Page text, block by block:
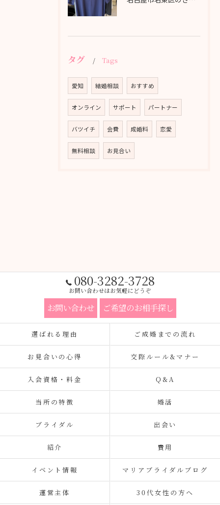
タグ Tags
愛知 結婚相談 おすすめ
オンライン サポート パートナー
バツイチ 会費 成婚料 恋愛
無料相談 お見合い
080-3282-3728
お問い合わせはお気軽にどうぞ
お問い合わせ ご希望のお相手探し
選ばれる理由 ご成婚までの流れ
お見合いの心得 交際ルール&マナー
入会資格・料金 Q&A
当所の特徴 婚活
ブライダル 出会い
紹介 費用
イベント情報 マリアブライダルブログ
運営主体 30代女性の方へ